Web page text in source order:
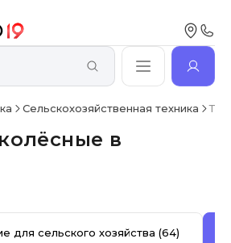
Сельскохозяйственная техника
в
для сельского хозяйства(64)